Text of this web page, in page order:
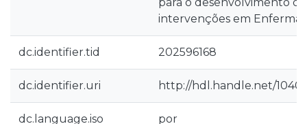
intervenções em
dc.identifier.tid 202596168
dc.identifier.uri http://hdl.handle.net/
dc.language.iso por